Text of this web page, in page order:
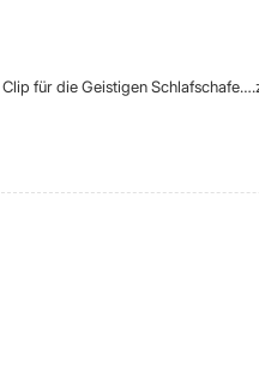
für die Geistigen